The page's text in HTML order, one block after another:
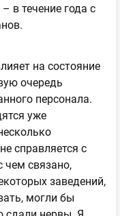
в течение года с
на состояние
очередь
персонала.
уже
справляется с
чем связано,
заведений,
могли бы